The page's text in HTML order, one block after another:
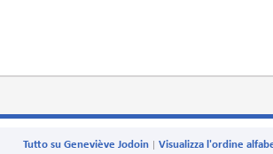
Visualizza l'ordine
Tutto su Geneviève Jodoin